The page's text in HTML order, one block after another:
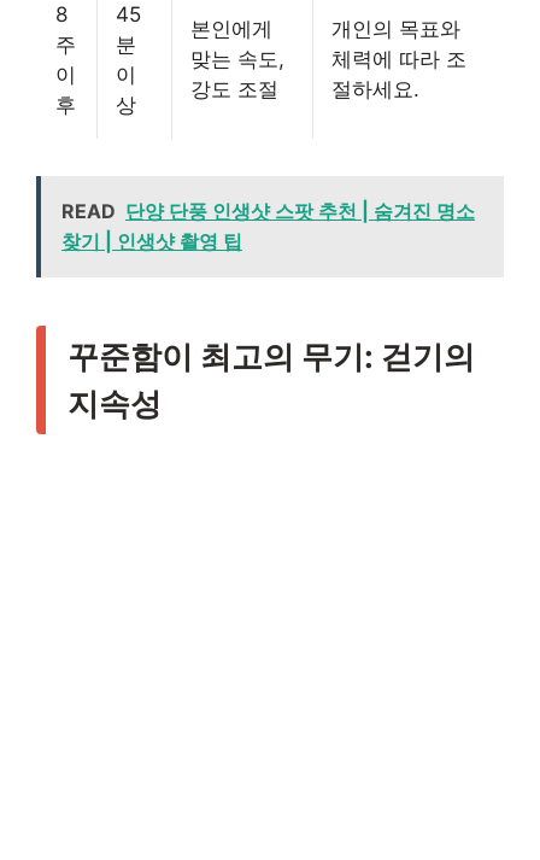
8
주
이
후
45
분
이
상
본인에게
맞는 속도,
강도 조절
개인의 목표와
체력에 따라 조
절하세요.
READ 단양 단풍 인생샷 스팟 추천 | 숨겨진 명소
찾기 | 인생샷 촬영 팁
꾸준함이 최고의 무기: 걷기의
지속성